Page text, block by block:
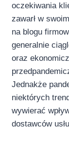
oczekiwania
zawarł w
na blogu
generalnie
oraz
Jednakże
niektórych
wywierać
dostawców